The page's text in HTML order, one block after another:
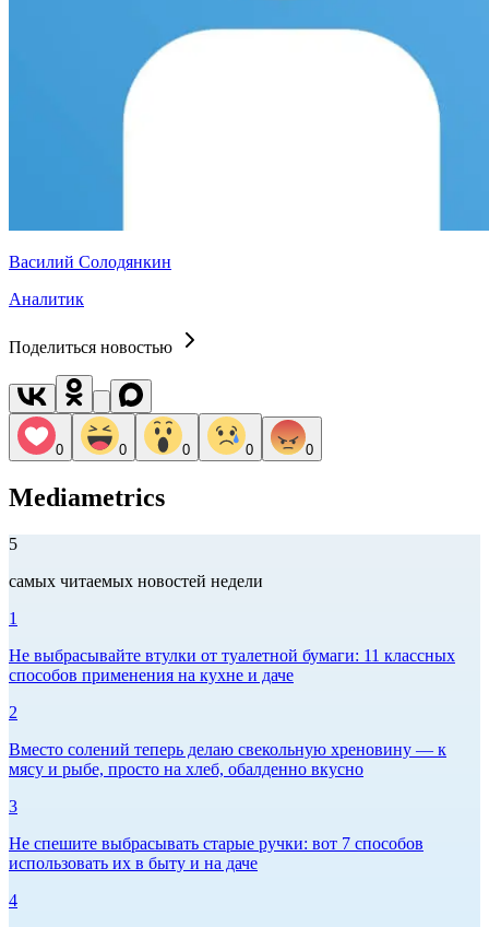
Василий Солодянкин
Аналитик
Поделиться новостью
0 0 0 0 0
Mediametrics
5
самых читаемых новостей недели
1
Не выбрасывайте втулки от туалетной бумаги: 11 классных
способов применения на кухне и даче
2
Вместо солений теперь делаю свекольную хреновину — к
мясу и рыбе, просто на хлеб, обалденно вкусно
3
Не спешите выбрасывать старые ручки: вот 7 способов
использовать их в быту и на даче
4